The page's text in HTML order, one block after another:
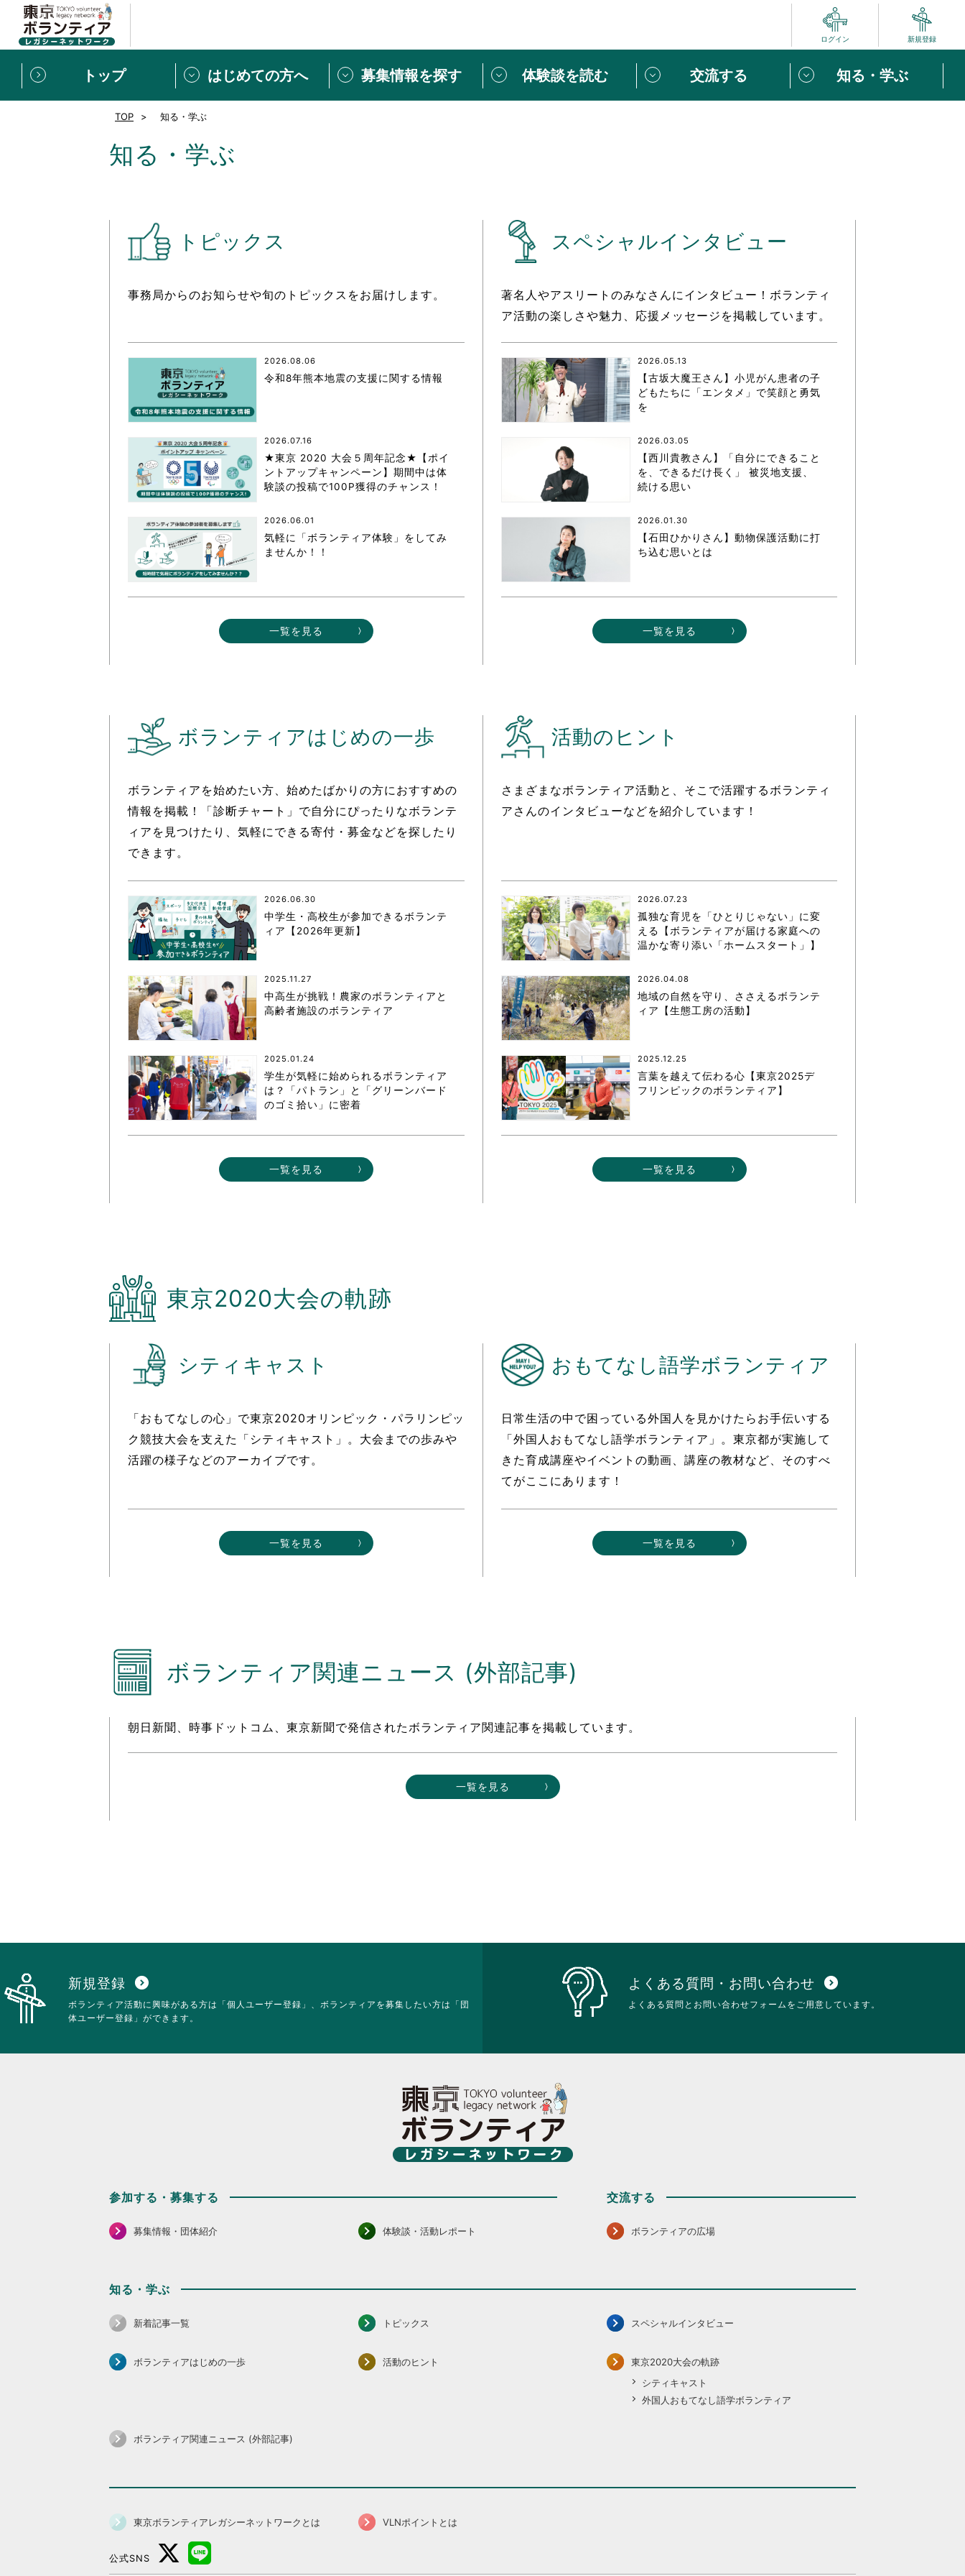
ログイン 新規登録
トップ はじめての方へ
新規登録
もっと知りたい！VLNでできること ボランティアで心がけたい６つのこと
あなたにぴったりなボランティアをチェック！
ボランティア みんなのVOICE
VLNポイントとは 中高生が参加できるボランティア
募集情報を探す
募集情報
体験談を読む
[個人] 体験談
交流する
ボランティアの広場
知る・学ぶ
新着記事一覧
ボランティアはじめの一歩
東京2020大会の軌跡
シティキャスト
おもてなし語学ボランティア
ボランティア関連ニュース（外部記事）
TOP 知る・学ぶ
知る・学ぶ
トピックス
事務局からのお知らせや旬のトピックスをお届けします。
2026.08.06
令和8年熊本地震の支援に関する情報
2026.07.16
★東京 2020 大会５周年記念★【ポイ
ントアップキャンペーン】期間中は体
験談の投稿で100P獲得のチャンス！
2026.06.01
気軽に「ボランティア体験」をしてみ
ませんか！！
一覧を見る
スペシャルインタビュー
著名人やアスリートのみなさんにインタビュー！ボランティ
ア活動の楽しさや魅力、応援メッセージを掲載しています。
2026.05.13
【古坂大魔王さん】小児がん患者の子
どもたちに「エンタメ」で笑顔と勇気
を
2026.03.05
【西川貴教さん】「自分にできること
を、できるだけ長く」 被災地支援、
続ける思い
2026.01.30
【石田ひかりさん】動物保護活動に打
ち込む思いとは
一覧を見る
ボランティアはじめの一歩
ボランティアを始めたい方、始めたばかりの方におすすめの
情報を掲載！「診断チャート」で自分にぴったりなボランテ
ィアを見つけたり、気軽にできる寄付・募金などを探したり
できます。
2026.06.30
中学生・高校生が参加できるボランテ
ィア【2026年更新】
2025.11.27
中高生が挑戦！農家のボランティアと
高齢者施設のボランティア
2025.01.24
学生が気軽に始められるボランティア
は？「パトラン」と「グリーンバード
のゴミ拾い」に密着
一覧を見る
活動のヒント
さまざまなボランティア活動と、そこで活躍するボランティ
アさんのインタビューなどを紹介しています！
2026.07.23
孤独な育児を「ひとりじゃない」に変
える【ボランティアが届ける家庭への
温かな寄り添い「ホームスタート」】
2026.04.08
地域の自然を守り、ささえるボランテ
ィア【生態工房の活動】
2025.12.25
言葉を越えて伝わる心【東京2025デ
フリンピックのボランティア】
一覧を見る
東京2020大会の軌跡
シティキャスト
「おもてなしの心」で東京2020オリンピック・パラリンピッ
ク競技大会を支えた「シティキャスト」。大会までの歩みや
活躍の様子などのアーカイブです。
一覧を見る
おもてなし語学ボランティア
日常生活の中で困っている外国人を見かけたらお手伝いする
「外国人おもてなし語学ボランティア」。東京都が実施して
きた育成講座やイベントの動画、講座の教材など、そのすべ
てがここにあります！
一覧を見る
ボランティア関連ニュース (外部記事)
朝日新聞、時事ドットコム、東京新聞で発信されたボランティア関連記事を掲載しています。
一覧を見る
新規登録 expand_circle_down
ボランティア活動に興味がある方は「個人ユーザー登録」、ボランティアを募集したい方は「団
体ユーザー登録」ができます。
よくある質問・お問い合わせ expand_circle_down
よくある質問とお問い合わせフォームをご用意しています。
参加する・募集する
募集情報・団体紹介 体験談・活動レポート
交流する
ボランティアの広場
知る・学ぶ
新着記事一覧 トピックス スペシャルインタビュー
ボランティアはじめの一歩 活動のヒント
東京2020大会の軌跡
シティキャスト
外国人おもてなし語学ボランティア
ボランティア関連ニュース (外部記事)
東京ボランティアレガシーネットワークとは VLNポイントとは
公式SNS